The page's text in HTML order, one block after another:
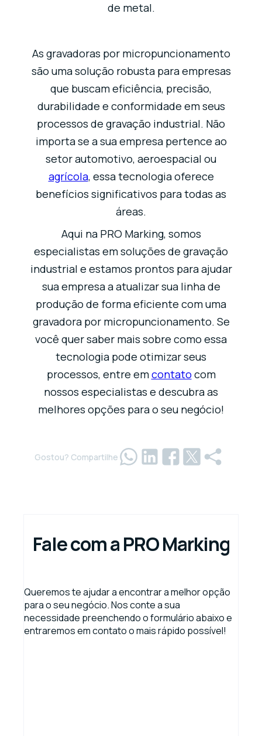
de metal.
As gravadoras por micropuncionamento
são uma solução robusta para empresas
que buscam eficiência, precisão,
durabilidade e conformidade em seus
processos de gravação industrial. Não
importa se a sua empresa pertence ao
setor automotivo, aeroespacial ou
agrícola, essa tecnologia oferece
benefícios significativos para todas as
áreas.
Aqui na PRO Marking, somos
especialistas em soluções de gravação
industrial e estamos prontos para ajudar
sua empresa a atualizar sua linha de
produção de forma eficiente com uma
gravadora por micropuncionamento. Se
você quer saber mais sobre como essa
tecnologia pode otimizar seus
processos, entre emcontato com
nossos especialistas e descubra as
melhores opções para o seu negócio!
Gostou? Compartilhe
Fale com a PRO Marking
Queremos te ajudar a encontrar a melhor opção
para o seu negócio. Nos conte a sua
necessidade preenchendo o formulário abaixo e
entraremos em contato o mais rápido possível!